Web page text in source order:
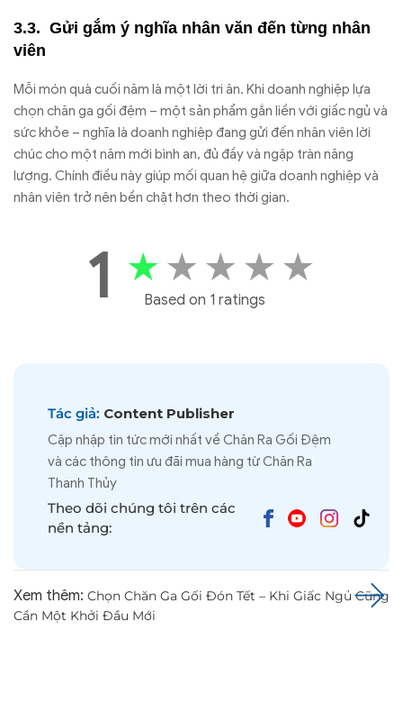
Gửi gắm ý nghĩa nhân văn đến từng nhân
viên
Mỗi món quà cuối năm là một lời tri ân. Khi doanh nghiệp lựa
chọn chăn ga gối đệm – một sản phẩm gắn liền với giấc ngủ và
sức khỏe – nghĩa là doanh nghiệp đang gửi đến nhân viên lời
chúc cho một năm mới bình an, đủ đầy và ngập tràn năng
lượng. Chính điều này giúp mối quan hệ giữa doanh nghiệp và
nhân viên trở nên bền chặt hơn theo thời gian.
1 ★ ★ ★ ★ ★
Based on 1 ratings
Tác giả: Content Publisher
Cập nhập tin tức mới nhất về Chăn Ra Gối Đệm
và các thông tin ưu đãi mua hàng từ Chăn Ra
Thanh Thủy
Theo dõi chúng tôi trên các
nền tảng:
Xem thêm: Chọn Chăn Ga Gối Đón Tết – Khi Giấc Ngủ Cũng
Cần Một Khởi Đầu Mới